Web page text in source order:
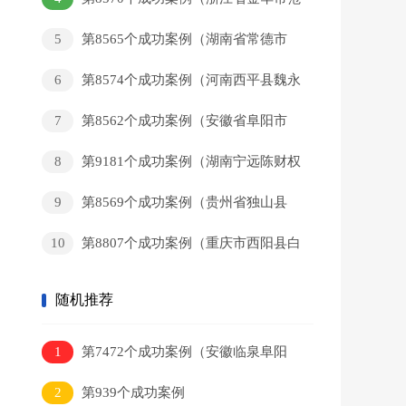
5
第8565个成功案例（湖南省常德市
6
第8574个成功案例（河南西平县魏永
7
第8562个成功案例（安徽省阜阳市
8
第9181个成功案例（湖南宁远陈财权
9
第8569个成功案例（贵州省独山县
10
第8807个成功案例（重庆市西阳县白
随机推荐
1
第7472个成功案例（安徽临泉阜阳
市任某武回家）
2
第939个成功案例